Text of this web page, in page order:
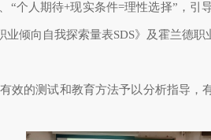
“个人期待+现实条件=理性选择”，引
业倾向自我探索量表SDS》及霍兰德职
效的测试和教育方法予以分析指导，